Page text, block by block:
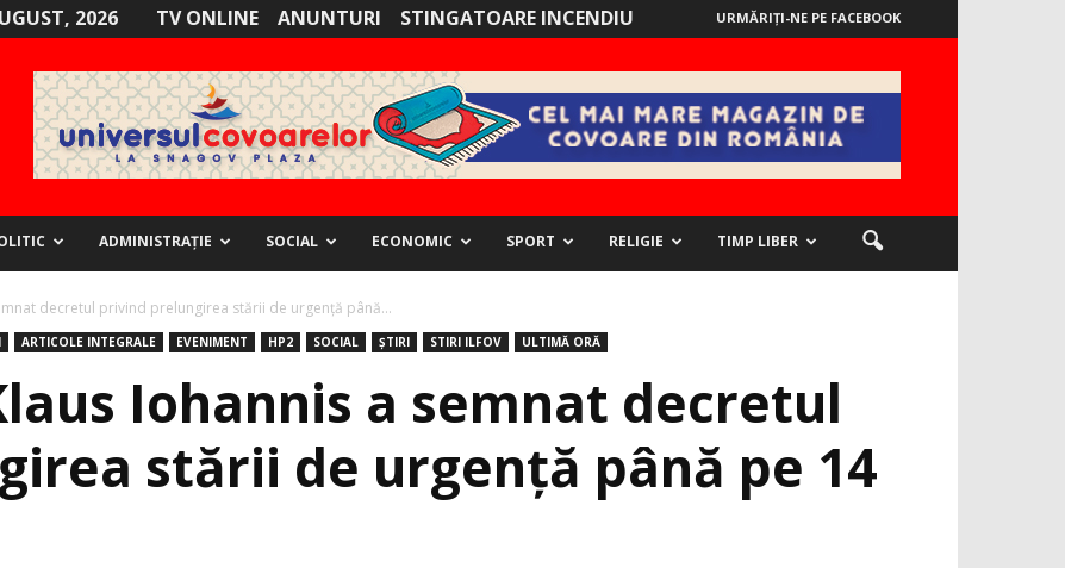
2026 TV ONLINE ANUNTURI STINGATOARE INCENDIU URMĂRIȚI-NE PE FACEBOOK
ADMINISTRAȚIE SOCIAL ECONOMIC SPORT RELIGIE TIMP LIBER
decretul privind prelungirea stării de urgenţă până...
ARTICOLE INTEGRALE EVENIMENT HP2 SOCIAL ȘTIRI STIRI ILFOV ULTIMĂ ORĂ
Iohannis a semnat decretul
stării de urgenţă până pe 14